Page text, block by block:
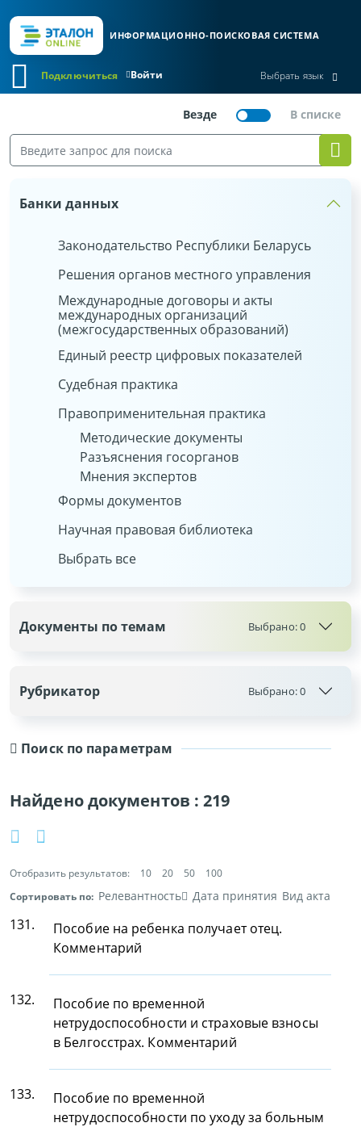
ИНФОРМАЦИОННО-ПОИСКОВАЯ СИСТЕМА
Войти
Подключиться Выбрать язык
Поиск по параметрам
Найдено документов :219
Отобразить результатов: 10 20 50
100
Сортировать по: Релевантность Дата принятия Вид акта
131.
Пособие на ребенка получает отец.
Комментарий
132.
Пособие по временной
нетрудоспособности и страховые взносы
в Белгосстрах. Комментарий
133.
Пособие по временной
нетрудоспособности по уходу за больным
Банки данных
Законодательство Республики Беларусь
Решения органов местного управления
Международные договоры и акты
международных организаций
(межгосударственных образований)
Единый реестр цифровых показателей
Судебная практика
Правоприменительная практика
Методические документы
Разъяснения госорганов
Мнения экспертов
Формы документов
Научная правовая библиотека
Выбрать все
Документы по темам Выбрано:0
Рубрикатор Выбрано:0